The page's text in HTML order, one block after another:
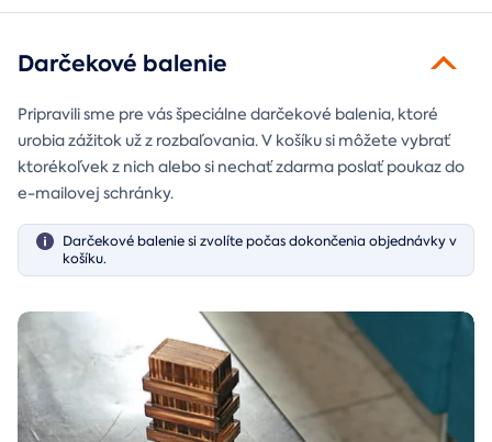
Darčekové balenie
Pripravili sme pre vás špeciálne darčekové balenia, ktoré
urobia zážitok už z rozbaľovania. V košíku si môžete vybrať
ktorékoľvek z nich alebo si nechať zdarma poslať poukaz do
e-mailovej schránky.
Darčekové balenie si zvolíte počas dokončenia objednávky v
košíku.